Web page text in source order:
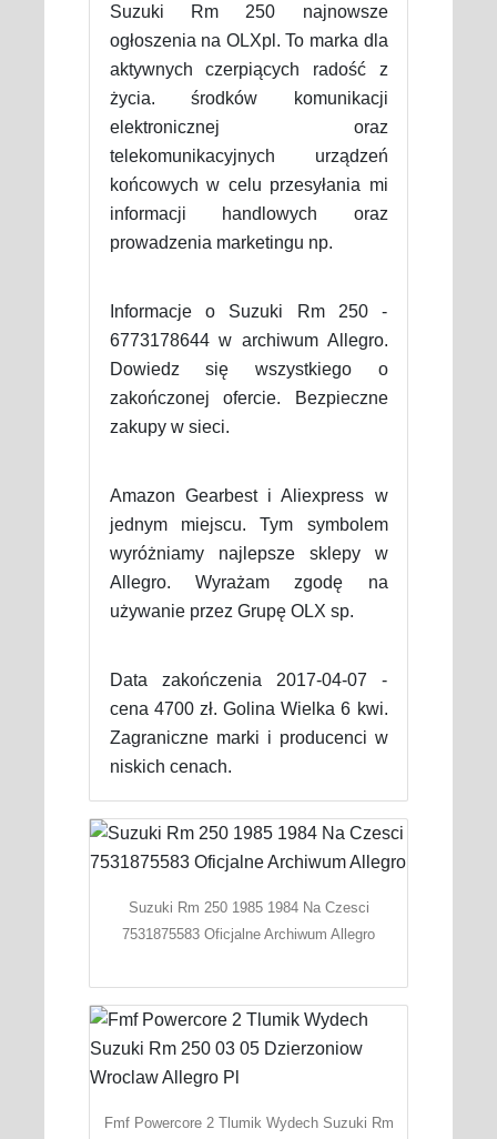
Suzuki Rm 250 najnowsze
ogłoszenia na OLXpl. To marka dla
aktywnych czerpiących radość z
życia. środków komunikacji
elektronicznej oraz
telekomunikacyjnych urządzeń
końcowych w celu przesyłania mi
informacji handlowych oraz
prowadzenia marketingu np.
Informacje o Suzuki Rm 250 -
6773178644 w archiwum Allegro.
Dowiedz się wszystkiego o
zakończonej ofercie. Bezpieczne
zakupy w sieci.
Amazon Gearbest i Aliexpress w
jednym miejscu. Tym symbolem
wyróżniamy najlepsze sklepy w
Allegro. Wyrażam zgodę na
używanie przez Grupę OLX sp.
Data zakończenia 2017-04-07 -
cena 4700 zł. Golina Wielka 6 kwi.
Zagraniczne marki i producenci w
niskich cenach.
Suzuki Rm 250 1985 1984 Na Czesci
7531875583 Oficjalne Archiwum Allegro
Fmf Powercore 2 Tlumik Wydech Suzuki Rm